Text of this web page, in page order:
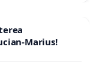
Marius!